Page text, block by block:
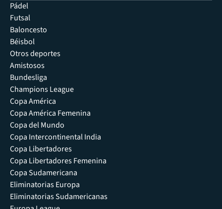
Pádel
Futsal
Baloncesto
Béisbol
Otros deportes
Amistosos
Bundesliga
Champions League
Copa América
Copa América Femenina
Copa del Mundo
Copa Intercontinental India
Copa Libertadores
Copa Libertadores Femenina
Copa Sudamericana
Eliminatorias Europa
Eliminatorias Sudamericanas